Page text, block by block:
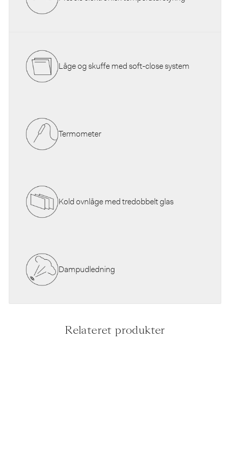
Låge og skuffe med soft-close system
Termometer
Kold ovnlåge med tredobbelt glas
Dampudledning
Relateret produkter